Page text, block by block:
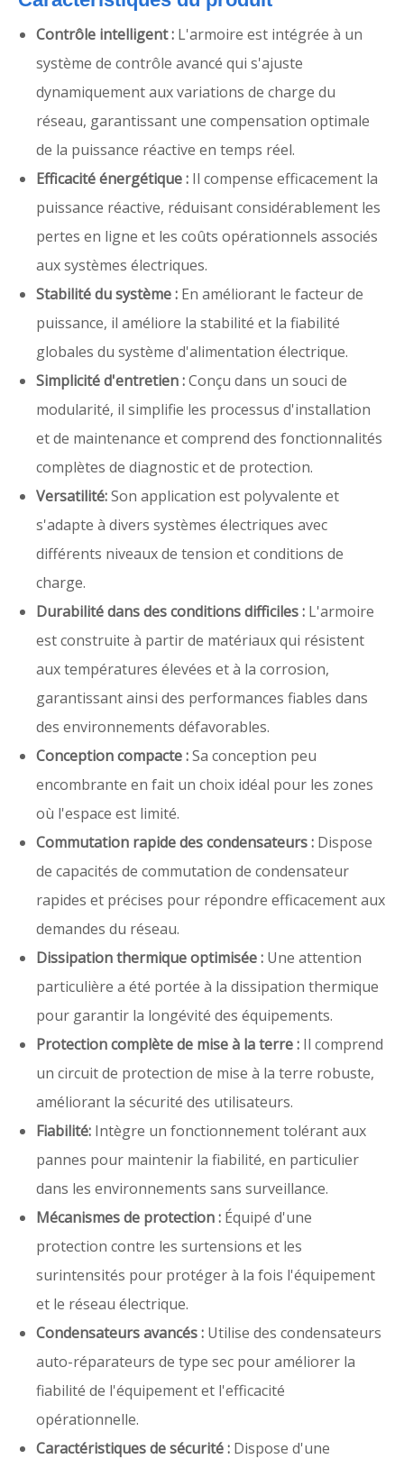
Contrôle intelligent : L'armoire est intégrée à un
système de contrôle avancé qui s'ajuste
dynamiquement aux variations de charge du
réseau, garantissant une compensation optimale
de la puissance réactive en temps réel.
Efficacité énergétique : Il compense efficacement la
puissance réactive, réduisant considérablement les
pertes en ligne et les coûts opérationnels associés
aux systèmes électriques.
Stabilité du système : En améliorant le facteur de
puissance, il améliore la stabilité et la fiabilité
globales du système d'alimentation électrique.
Simplicité d'entretien :Conçu dans un souci de
modularité, il simplifie les processus d'installation
et de maintenance et comprend des fonctionnalités
complètes de diagnostic et de protection.
Versatilité:Son application est polyvalente et
s'adapte à divers systèmes électriques avec
différents niveaux de tension et conditions de
charge.
Durabilité dans des conditions difficiles : L'armoire
est construite à partir de matériaux qui résistent
aux températures élevées et à la corrosion,
garantissant ainsi des performances fiables dans
des environnements défavorables.
Conception compacte :Sa conception peu
encombrante en fait un choix idéal pour les zones
où l'espace est limité.
Commutation rapide des condensateurs : Dispose
de capacités de commutation de condensateur
rapides et précises pour répondre efficacement aux
demandes du réseau.
Dissipation thermique optimisée : Une attention
particulière a été portée à la dissipation thermique
pour garantir la longévité des équipements.
Protection complète de mise à la terre : Il comprend
un circuit de protection de mise à la terre robuste,
améliorant la sécurité des utilisateurs.
Fiabilité: Intègre un fonctionnement tolérant aux
pannes pour maintenir la fiabilité, en particulier
dans les environnements sans surveillance.
Mécanismes de protection : Équipé d'une
protection contre les surtensions et les
surintensités pour protéger à la fois l'équipement
et le réseau électrique.
Condensateurs avancés : Utilise des condensateurs
auto-réparateurs de type sec pour améliorer la
fiabilité de l'équipement et l'efficacité
opérationnelle.
Caractéristiques de sécurité : Dispose d'une